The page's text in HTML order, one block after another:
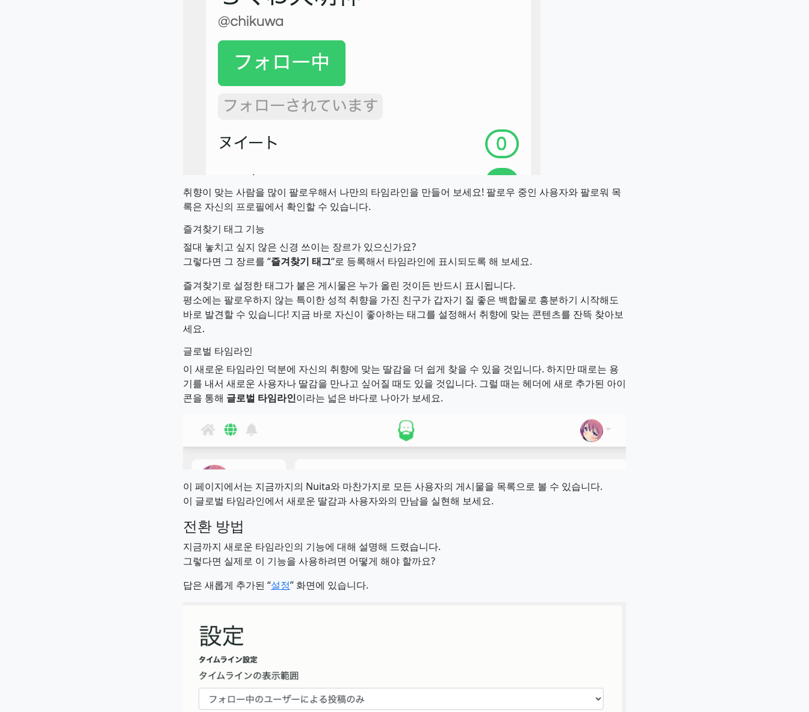
취향이 맞는 사람을 많이 팔로우해서 나만의 타임라인을 만들어 보세요! 팔로우 중인 사용자와 팔로워 목
록은 자신의 프로필에서 확인할 수 있습니다.
즐겨찾기 태그 기능
절대 놓치고 싶지 않은 신경 쓰이는 장르가 있으신가요?
그렇다면 그 장르를 “즐겨찾기 태그“로 등록해서 타임라인에 표시되도록 해 보세요.
즐겨찾기로 설정한 태그가 붙은 게시물은 누가 올린 것이든 반드시 표시됩니다.
평소에는 팔로우하지 않는 특이한 성적 취향을 가진 친구가 갑자기 질 좋은 백합물로 흥분하기 시작해도
바로 발견할 수 있습니다! 지금 바로 자신이 좋아하는 태그를 설정해서 취향에 맞는 콘텐츠를 잔뜩 찾아보
세요.
글로벌 타임라인
이 새로운 타임라인 덕분에 자신의 취향에 맞는 딸감을 더 쉽게 찾을 수 있을 것입니다. 하지만 때로는 용
기를 내서 새로운 사용자나 딸감을 만나고 싶어질 때도 있을 것입니다. 그럴 때는 헤더에 새로 추가된 아이
콘을 통해 글로벌 타임라인이라는 넓은 바다로 나아가 보세요.
이 페이지에서는 지금까지의 Nuita와 마찬가지로 모든 사용자의 게시물을 목록으로 볼 수 있습니다.
이 글로벌 타임라인에서 새로운 딸감과 사용자와의 만남을 실현해 보세요.
전환 방법
지금까지 새로운 타임라인의 기능에 대해 설명해 드렸습니다.
그렇다면 실제로 이 기능을 사용하려면 어떻게 해야 할까요?
답은 새롭게 추가된 “설정” 화면에 있습니다.